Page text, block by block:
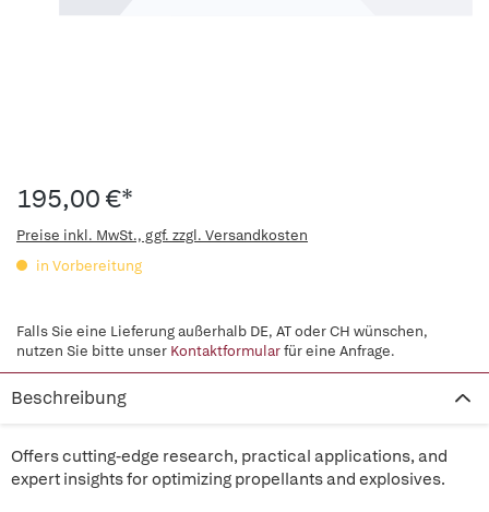
195,00 €*
Preise inkl. MwSt., ggf. zzgl. Versandkosten
in Vorbereitung
Falls Sie eine Lieferung außerhalb DE, AT oder CH wünschen,
nutzen Sie bitte unser Kontaktformularfür eine Anfrage.
Beschreibung
Offers cutting-edge research, practical applications, and
expert insights for optimizing propellants and explosives.